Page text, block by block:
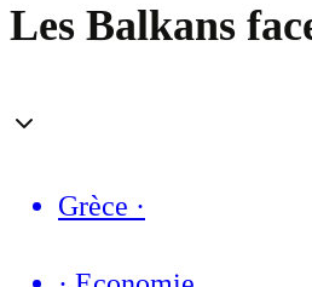
Les Balkans
Grèce ·